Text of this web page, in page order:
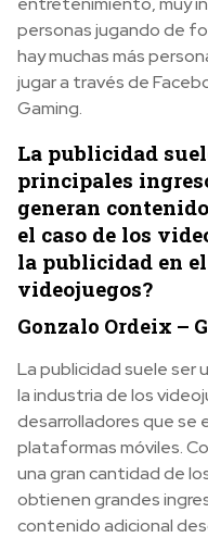
personas jugando de
hay muchas más
jugar a través de
Gaming.
La publicidad
principales
generan
el caso de los
la publicidad en
videojuegos?
Gonzalo Ordeix –
La publicidad suele ser
la industria de los
desarrolladores que se
plataformas móviles.
una gran cantidad de
obtienen grandes
contenido adicional